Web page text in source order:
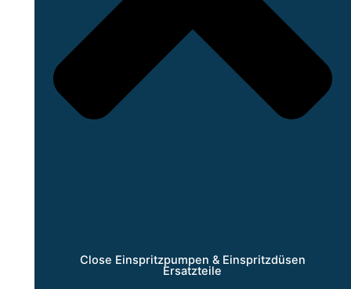
Close Einspritzpumpen & Einspritzdüsen
Ersatzteile